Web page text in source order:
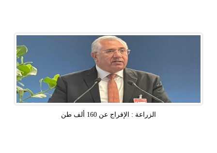
الزراعة : الإفراج عن 160 ألف طن